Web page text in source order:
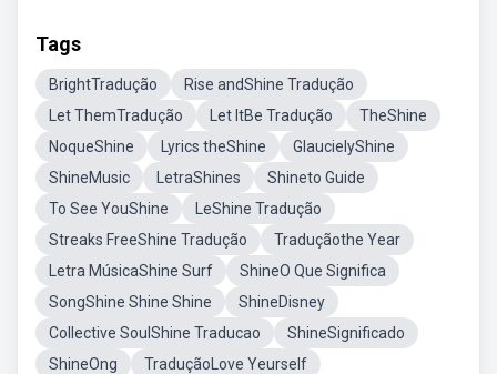
Tags
BrightTradução
Rise andShine Tradução
Let ThemTradução
Let ItBe Tradução
TheShine
NoqueShine
Lyrics theShine
GlaucielyShine
ShineMusic
LetraShines
Shineto Guide
To See YouShine
LeShine Tradução
Streaks FreeShine Tradução
Traduçãothe Year
Letra MúsicaShine Surf
ShineO Que Significa
SongShine Shine Shine
ShineDisney
Collective SoulShine Traducao
ShineSignificado
ShineOng
TraduçãoLove Yeurself